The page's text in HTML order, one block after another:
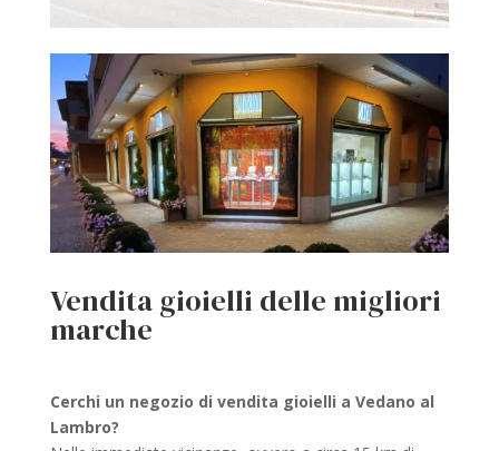
Vendita gioielli delle migliori
marche
Cerchi un negozio di vendita gioielli a Vedano al
Lambro?